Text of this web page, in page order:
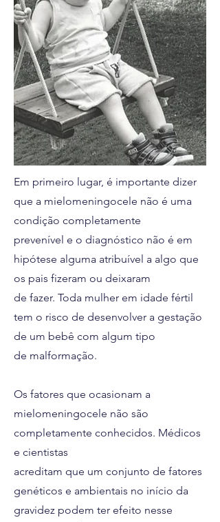
Em primeiro lugar, é importante dizer
que a mielomeningocele não é uma
condição completamente
prevenível e o diagnóstico não é em
hipótese alguma atribuível a algo que
os pais fizeram ou deixaram
de fazer. Toda mulher em idade fértil
tem o risco de desenvolver a gestação
de um bebê com algum tipo
de malformação.
Os fatores que ocasionam a
mielomeningocele não são
completamente conhecidos. Médicos
e cientistas
acreditam que um conjunto de fatores
genéticos e ambientais no início da
gravidez podem ter efeito nesse